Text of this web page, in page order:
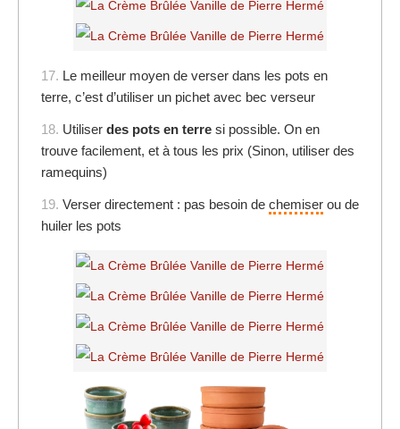
17. Le meilleur moyen de verser dans les pots en
terre, c’est d’utiliser un pichet avec bec verseur
18. Utiliser des pots en terre si possible. On en
trouve facilement, et à tous les prix (Sinon, utiliser des
ramequins)
19. Verser directement : pas besoin de chemiser ou de
huiler les pots